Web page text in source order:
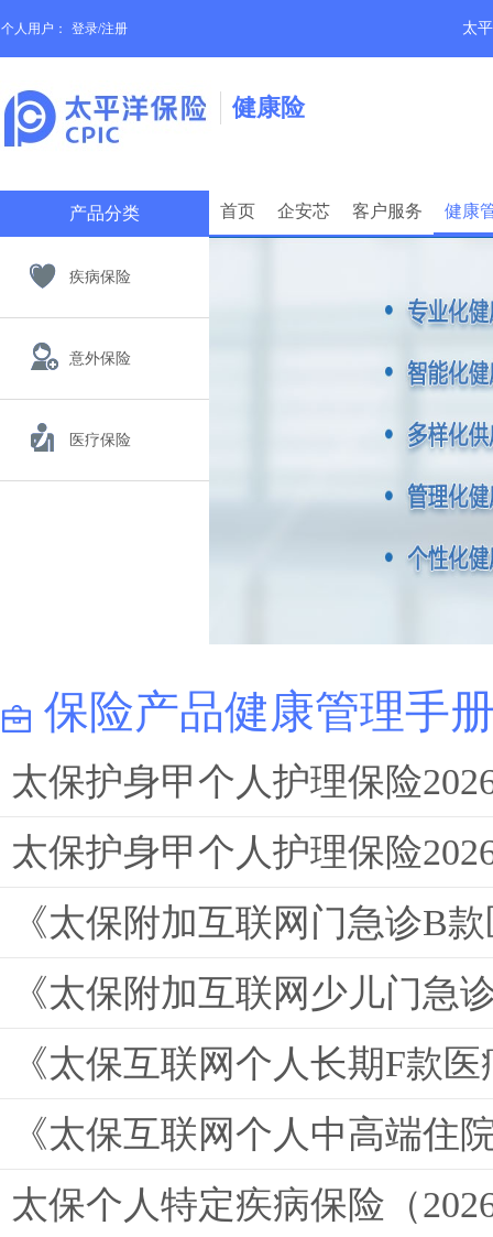
个人用户： 登录/注册 太
健康险
产品分类
疾病保险
意外保险
医疗保险
首页 企安芯 客户服务 健康
保险产品健康管理手
太保护身甲个人护理保险
太保护身甲个人护理保险
《太保附加互联网门急诊B
《太保附加互联网少儿门急
《太保互联网个人长期F款
《太保互联网个人中高端住
太保个人特定疾病保险（